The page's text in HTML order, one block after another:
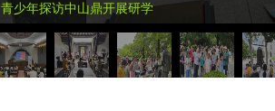
青少年探访中山鼎开展研学